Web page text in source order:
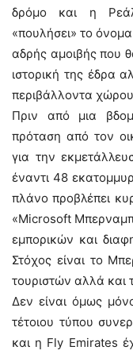
δρόμο και η
«πουλήσει» το
αδρής αμοιβής που
ιστορική της έδρα
περιβάλλοντα χώρου
Πριν από μια
πρόταση από τον
για την
έναντι 48
πλάνο προβλέπει
«Microsoft
εμπορικών και
Στόχος είναι το
τουριστών αλλά και
Δεν είναι όμως
τέτοιου τύπου
και η Fly Emirates